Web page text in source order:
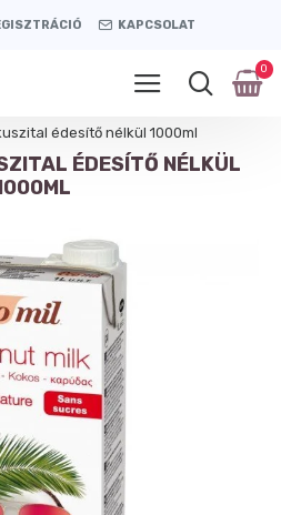
KAPCSOLAT
0
édesítő nélkül 1000ml
ÉDESÍTŐ NÉLKÜL